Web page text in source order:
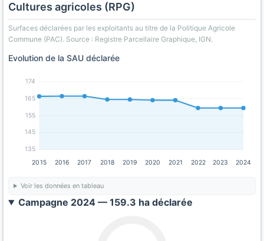
Cultures agricoles (RPG)
Surfaces déclarées par les exploitants au titre de la Politique Agricole
Commune (PAC). Source : Registre Parcellaire Graphique, IGN.
Evolution de la SAU déclarée
135
145
155
165
174
2015 2016 2017 2018 2019 2020 2021 2022 2023 2024
Voir les données en tableau
Campagne 2024 — 159.3 ha déclarée